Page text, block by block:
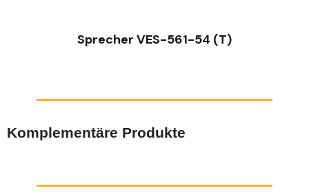
Sprecher VES-561-54 (T)
Komplementäre Produkte